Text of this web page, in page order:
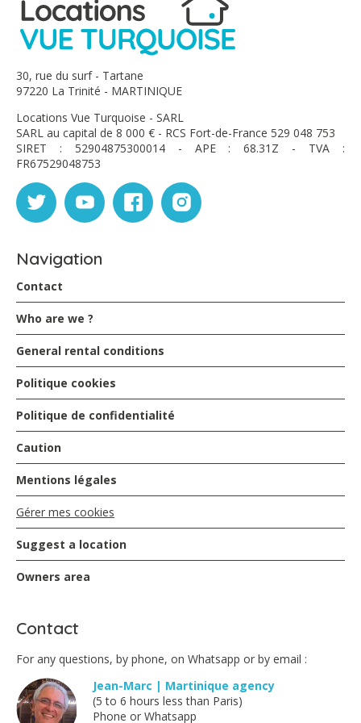
avec grand plaisir????.
Sylvie et Serge
Miguel - September 2025
Nous avons passé un agréable séjour à Vue turquoise
dans un cadre vraiment magnifique. Nous avons
divinement été accueillis par Martine qui nous a de suite
d'être vraiment très à l'aise. Les locaux d'une propreté
irréprochable est à signaler. Proche des premières
plages, celle des surfeurs notamment permet de s'y
randonnée de la presqu'île de la Caravelle en partant
directement de la maison. Je remercie Jean-Marc et
Karine sans oublier Martine de nous avoir rendu le
séjour très agréable.
Je conseille vivement cette location. Nous espérons
Ludovic - May 2025
Nous avons séjourné dans ce petit coin de paradis !
Appartement conformes au descriptif ! Nous vous
remercions pour la gentille petite attention, sur l apéro
de bien venu accompagné d’un excellent punche
planteurs et de ces délicieux petits acras Encore un
grand merci pour tout !
proximité de la belle plage du surf (même si nous ne
balades à proximité, dont la caravelle accessible à pieds,
la petite piscine après les activités du jour. Ressourçant.
Hôte réactif à nos demandes et très sympathique. On
recommande.
30, rue du surf - Tartane
97220 La Trinité - MARTINIQUE
Locations Vue Turquoise - SARL
SARL au capital de 8 000 € - RCS Fort-de-France 529 048 753
SIRET : 52904875300014 - APE : 68.31Z - TVA :
FR67529048753
Navigation
Contact
Who are we ?
General rental conditions
Politique cookies
Politique de confidentialité
Caution
Mentions légales
Gérer mes cookies
Suggest a location
Owners area
Contact
For any questions, by phone, on Whatsapp or by email :
Jean-Marc | Martinique agency
(5 to 6 hours less than Paris)
Phone or Whatsapp